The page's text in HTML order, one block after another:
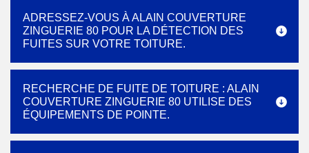
ADRESSEZ-VOUS À ALAIN COUVERTURE
ZINGUERIE 80 POUR LA DÉTECTION DES
FUITES SUR VOTRE TOITURE.
RECHERCHE DE FUITE DE TOITURE : ALAIN
COUVERTURE ZINGUERIE 80 UTILISE DES
ÉQUIPEMENTS DE POINTE.